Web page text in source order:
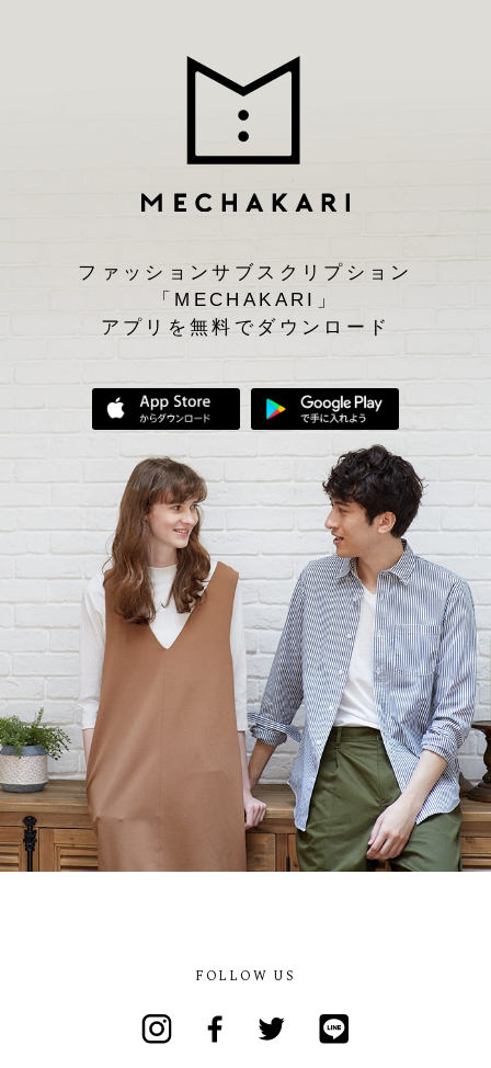
ファッションサブスクリプション
「MECHAKARI」
アプリを無料でダウンロード
App Storeからダウンロード
FOLLOW US